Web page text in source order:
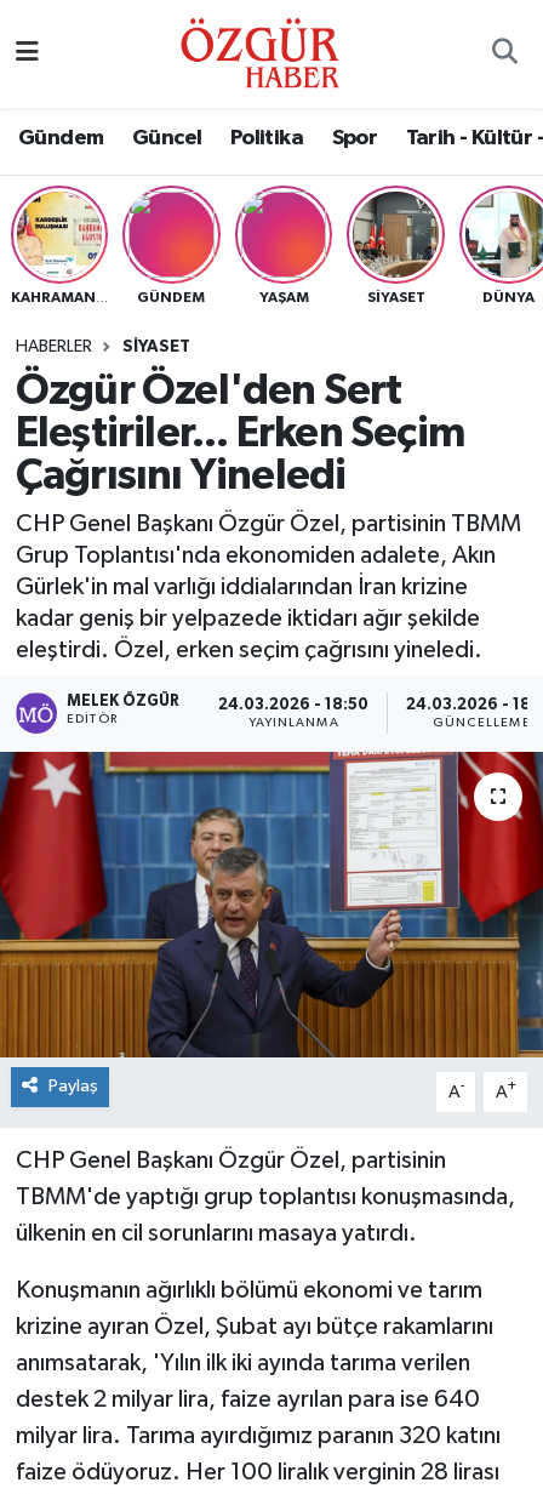
Gündem Güncel Politika Spor Tarih - Kültür
GÜNDEM YAŞAM SIYASET DÜNYA
HABERLER SIYASET
Özgür Özel'den Sert
Eleştiriler... Erken Seçim
Çağrısını Yineledi
CHP Genel Başkanı Özgür Özel, partisinin TBMM
Grup Toplantısı'nda ekonomiden adalete, Akın
Gürlek'in mal varlığı iddialarından İran krizine
kadar geniş bir yelpazede iktidarı ağır şekilde
eleştirdi. Özel, erken seçim çağrısını yineledi.
MELEK ÖZGÜR
EDITÖR
24.03.2026 - 18:50
YAYINLANMA
24.03.2026 -
GÜNCELLEME
Paylaş A- A+
CHP Genel Başkanı Özgür Özel, partisinin
TBMM'de yaptığı grup toplantısı konuşmasında,
ülkenin en cil sorunlarını masaya yatırdı.
Konuşmanın ağırlıklı bölümü ekonomi ve tarım
krizine ayıran Özel, Şubat ayı bütçe rakamlarını
anımsatarak, 'Yılın ilk iki ayında tarıma verilen
destek 2 milyar lira, faize ayrılan para ise 640
milyar lira. Tarıma ayırdığımız paranın 320 katını
faize ödüyoruz. Her 100 liralık verginin 28 lirası
Eğitim
Ekonomi
Güncel
Gündem
Magazin
Politika
Sağlık
Spor
Tarih - Kültür - Sanat - Turizm
Yaşam
Nöbetçi Eczaneler
Namaz Vakitleri
Trafik Durumu
Süper Lig Puan Durumu ve Fikstür
Tüm Manşetler
Son Dakika Haberleri
Haber Arşivi